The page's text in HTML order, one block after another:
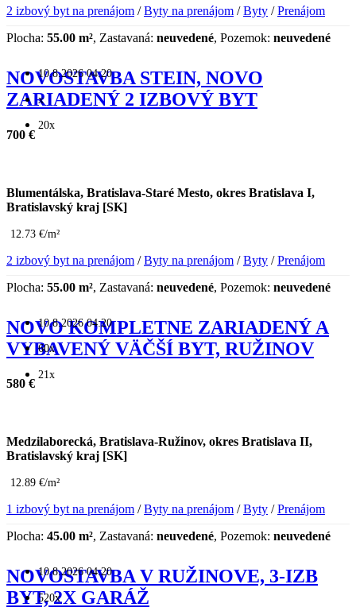
2 izbový byt na prenájom /Byty na prenájom /Byty /Prenájom
Plocha: 55.00 m², Zastavaná: neuvedené, Pozemok: neuvedené
10.8.2026 04:20
x
20x
NOVOSTAVBA STEIN, NOVO
ZARIADENÝ 2 IZBOVÝ BYT
700 €
Blumentálska, Bratislava-Staré Mesto, okres Bratislava I,
Bratislavský kraj [SK]
12.73 €/m²
2 izbový byt na prenájom /Byty na prenájom /Byty /Prenájom
Plocha: 55.00 m², Zastavaná: neuvedené, Pozemok: neuvedené
10.8.2026 04:20
60x
21x
NOVO KOMPLETNE ZARIADENÝ A
VYBAVENÝ VÄČŠÍ BYT, RUŽINOV
580 €
Medzilaborecká, Bratislava-Ružinov, okres Bratislava II,
Bratislavský kraj [SK]
12.89 €/m²
1 izbový byt na prenájom /Byty na prenájom /Byty /Prenájom
Plocha: 45.00 m², Zastavaná: neuvedené, Pozemok: neuvedené
10.8.2026 04:20
520x
NOVOSTAVBA V RUŽINOVE, 3-IZB
BYT, 2X GARÁŽ